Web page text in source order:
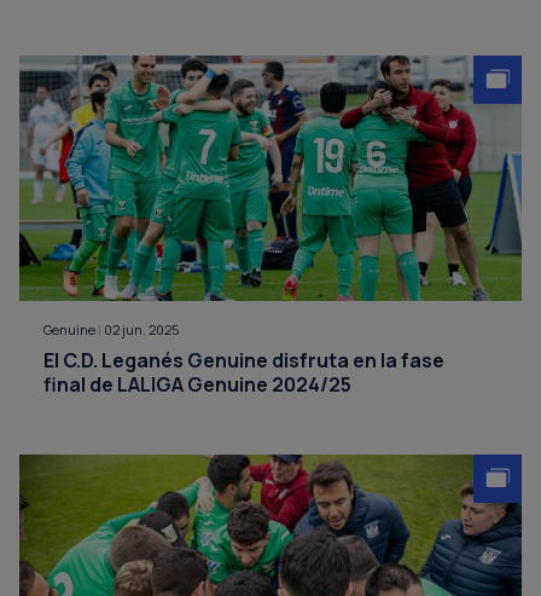
Genuine | 02 jun. 2025
El C.D. Leganés Genuine disfruta en la fase
final de LALIGA Genuine 2024/25